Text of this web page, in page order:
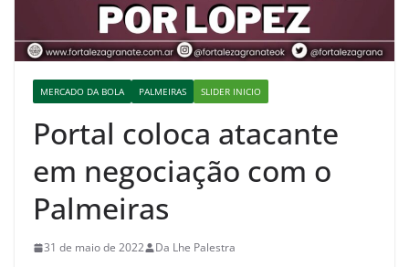
MERCADO DA BOLA PALMEIRAS SLIDER INICIO
Portal coloca atacante
em negociação com o
Palmeiras
31 de maio de 2022 Da Lhe Palestra